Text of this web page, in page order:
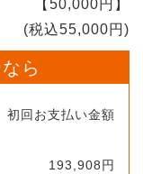
【50,000円】
(税込55,000円)
ら
初回お支払い金額
193,908円